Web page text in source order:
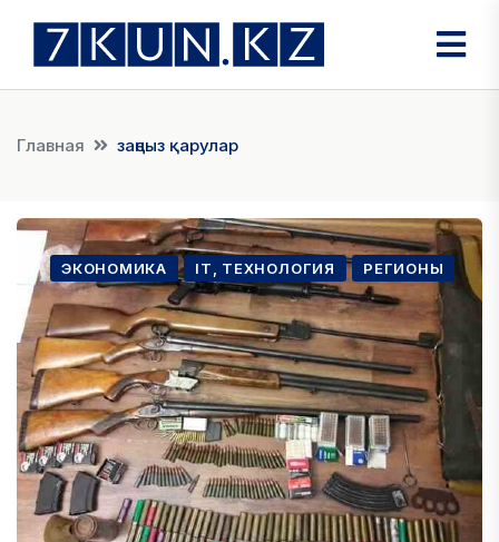
Главная заңсыз қарулар
ЭКОНОМИКА IT, ТЕХНОЛОГИЯ РЕГИОНЫ